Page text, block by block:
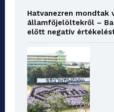
Hatvanezren mondtak
államfőjelöltekről –
előtt negatív